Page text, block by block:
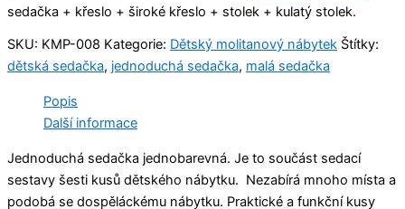
sedačka + křeslo + široké křeslo + stolek + kulatý stolek.
SKU: KMP-008 Kategorie: Dětský molitanový nábytek Štítky:
dětská sedačka, jednoduchá sedačka, malá sedačka
Popis
Další informace
Jednoduchá sedačka jednobarevná. Je to součást sedací
sestavy šesti kusů dětského nábytku. Nezabírá mnoho místa a
podobá se dospěláckému nábytku. Praktické a funkční kusy